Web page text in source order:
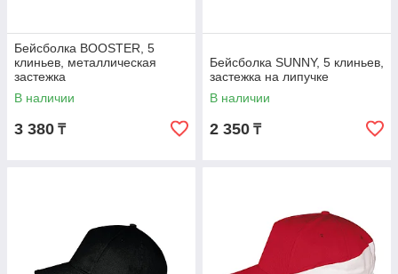
Бейсболка BOOSTER, 5
клиньев, металлическая
застежка
В наличии
3 380 ₸
Бейсболка SUNNY, 5 клиньев,
застежка на липучке
В наличии
2 350 ₸